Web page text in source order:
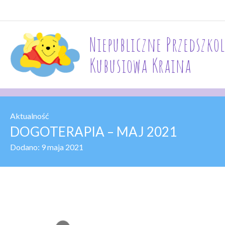
Niepubliczne
Kubusiowa Kraina
Aktualność
DOGOTERAPIA – MAJ 2021
Dodano: 9 maja 2021